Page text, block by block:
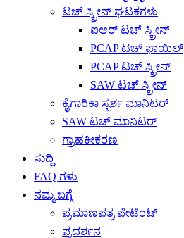
ಟಚ್ ಸ್ಕ್ರೀನ್ ಘಟಕಗಳು
ಐಆರ್ ಟಚ್ ಸ್ಕ್ರೀನ್
PCAP ಟಚ್ ಫಾಯಿಲ್
PCAP ಟಚ್ ಸ್ಕ್ರೀನ್
SAW ಟಚ್ ಸ್ಕ್ರೀನ್
ಕೈಗಾರಿಕಾ ಸ್ಪರ್ಶ ಮಾನಿಟರ್
SAW ಟಚ್ ಮಾನಿಟರ್
ಗ್ರಾಹಕೀಕರಣ
ಸುದ್ದಿ
FAQ ಗಳು
ನಮ್ಮ ಬಗ್ಗೆ
ಪ್ರಮಾಣಪತ್ರ ಪೇಟೆಂಟ್
ಪ್ರದರ್ಶನ